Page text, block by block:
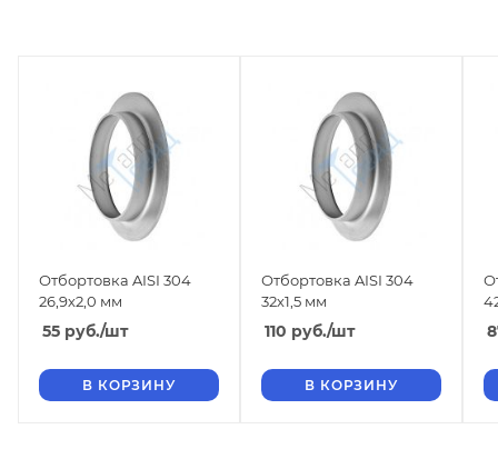
Отбортовка AISI 304
26,9х2,0 мм
55 руб./шт
В КОРЗИНУ
Отбортовка AISI 304
32х1,5 мм
110 руб./шт
В КОРЗИНУ